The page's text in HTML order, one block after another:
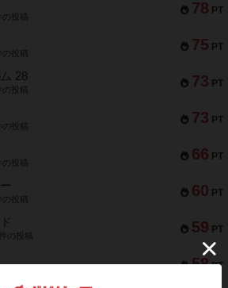
78 PT
の投稿
75 PT
の投稿
73 PT
28
の投稿
73 PT
の投稿
66 PT
の投稿
60 PT
の投稿
59 PT
の投稿
58 PT